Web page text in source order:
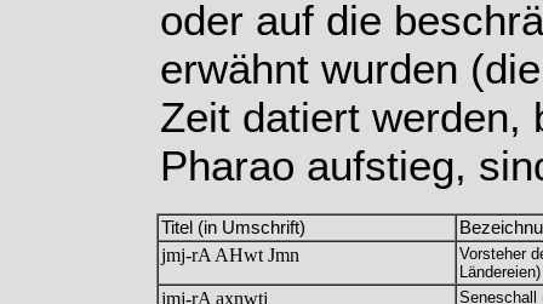
oder auf die
erwähnt wurden
Zeit datiert werden,
Pharao aufstieg,
Titel (in Umschrift)
jmj-rA AHwt Jmn
Vorsteher
Ländereien)
jmj-rA axnwtj
Seneschall